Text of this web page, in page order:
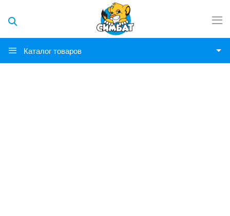
Каталог товаров